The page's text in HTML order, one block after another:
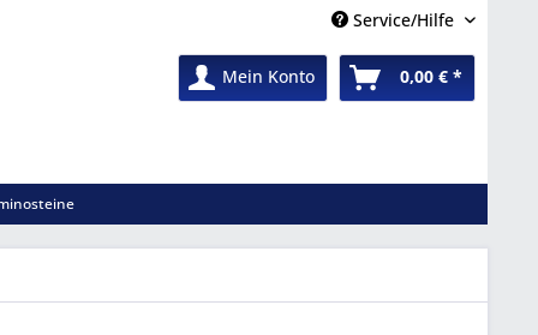
Service/Hilfe
Mein Konto 0,00 € *